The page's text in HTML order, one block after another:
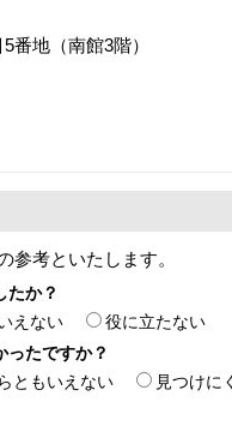
地（南館3階）
参考といたします。
たか？
えない
役に立たない
ったですか？
ともいえない 見つけに